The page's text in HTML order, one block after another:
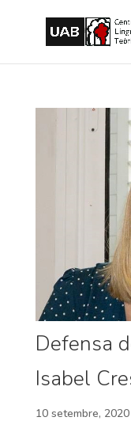
Defensa
Isabel
10 setembre, 2020